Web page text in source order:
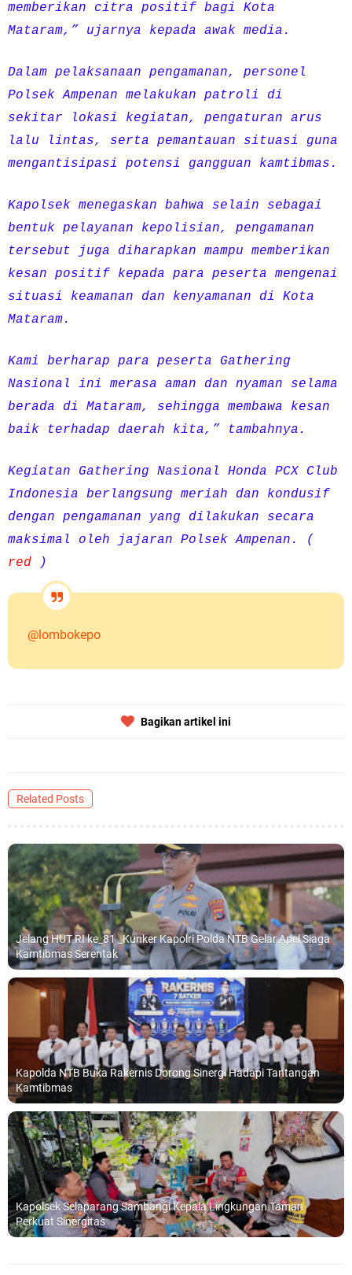
memberikan citra positif bagi Kota
Mataram,” ujarnya kepada awak media.
Dalam pelaksanaan pengamanan, personel
Polsek Ampenan melakukan patroli di
sekitar lokasi kegiatan, pengaturan arus
lalu lintas, serta pemantauan situasi guna
mengantisipasi potensi gangguan kamtibmas.
Kapolsek menegaskan bahwa selain sebagai
bentuk pelayanan kepolisian, pengamanan
tersebut juga diharapkan mampu memberikan
kesan positif kepada para peserta mengenai
situasi keamanan dan kenyamanan di Kota
Mataram.
Kami berharap para peserta Gathering
Nasional ini merasa aman dan nyaman selama
berada di Mataram, sehingga membawa kesan
baik terhadap daerah kita,” tambahnya.
Kegiatan Gathering Nasional Honda PCX Club
Indonesia berlangsung meriah dan kondusif
dengan pengamanan yang dilakukan secara
maksimal oleh jajaran Polsek Ampenan. (
red )
@lombokepo
Bagikan artikel ini
Related Posts
Jelang HUT RI ke_81 _Kunker Kapolri Polda NTB Gelar Apel Siaga
Kamtibmas Serentak
Kapolda NTB Buka Rakernis Dorong Sinergi Hadapi Tantangan
Kamtibmas
Kapolsek Selaparang Sambangi Kepala Lingkungan Taman
Perkuat Sinergitas